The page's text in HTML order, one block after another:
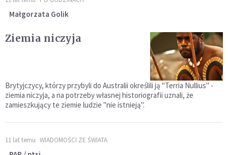
Małgorzata Golik
Ziemia niczyja
Brytyjczycy, którzy przybyli do Australii określili ją "Terria Nullius" -
ziemia niczyja, a na potrzeby własnej historiografii uznali, że
zamieszkujący te ziemie ludzie "nie istnieją".
11 lat temu WIADOMOŚCI ZE ŚWIATA